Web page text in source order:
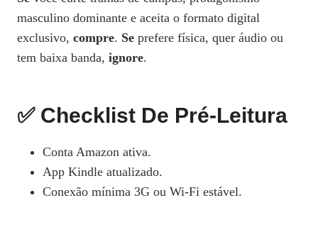
masculino dominante e aceita o formato digital
exclusivo, compre. Se prefere física, quer áudio ou
tem baixa banda, ignore.
✅ Checklist De Pré‑Leitura
Conta Amazon ativa.
App Kindle atualizado.
Conexão mínima 3G ou Wi‑Fi estável.